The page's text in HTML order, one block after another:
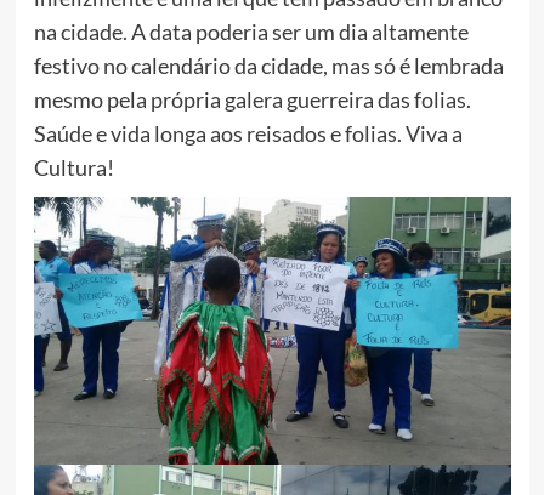
na cidade. A data poderia ser um dia altamente
festivo no calendário da cidade, mas só é lembrada
mesmo pela própria galera guerreira das folias.
Saúde e vida longa aos reisados e folias. Viva a
Cultura!